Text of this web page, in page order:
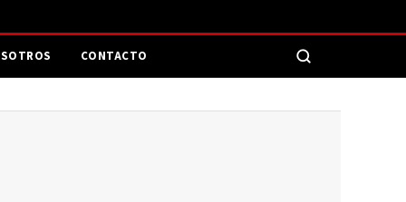
CONTACTO